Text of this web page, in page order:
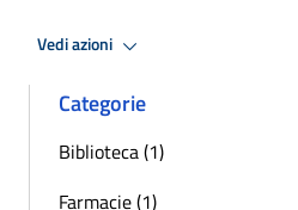
Vedi azioni
Categorie
Biblioteca (1)
Farmacie (1)